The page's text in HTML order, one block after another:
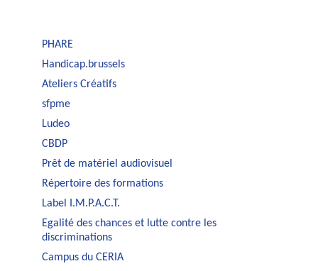
PHARE
Handicap.brussels
Ateliers Créatifs
sfpme
Ludeo
CBDP
Prêt de matériel audiovisuel
Répertoire des formations
Label I.M.P.A.C.T.
Egalité des chances et lutte contre les
discriminations
Campus du CERIA